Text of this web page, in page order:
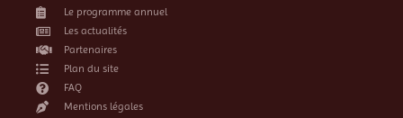
Le programme annuel
Les actualités
Partenaires
Plan du site
FAQ
Mentions légales